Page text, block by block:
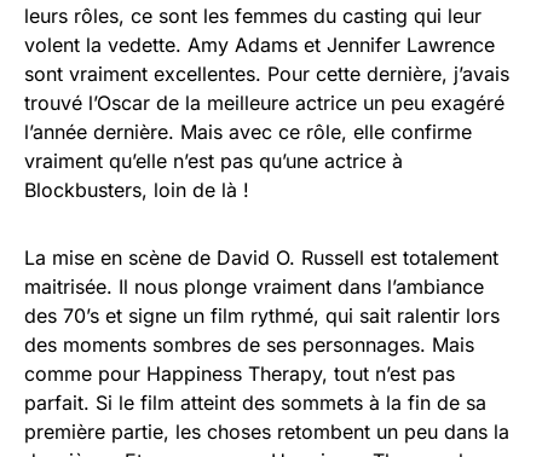
leurs rôles, ce sont les femmes du casting qui leur
volent la vedette. Amy Adams et Jennifer Lawrence
sont vraiment excellentes. Pour cette dernière, j’avais
trouvé l’Oscar de la meilleure actrice un peu exagéré
l’année dernière. Mais avec ce rôle, elle confirme
vraiment qu’elle n’est pas qu’une actrice à
Blockbusters, loin de là !
La mise en scène de David O. Russell est totalement
maitrisée. Il nous plonge vraiment dans l’ambiance
des 70’s et signe un film rythmé, qui sait ralentir lors
des moments sombres de ses personnages. Mais
comme pour Happiness Therapy, tout n’est pas
parfait. Si le film atteint des sommets à la fin de sa
première partie, les choses retombent un peu dans la